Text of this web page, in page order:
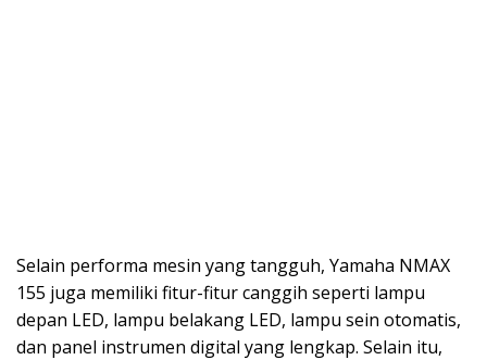
Selain performa mesin yang tangguh, Yamaha NMAX
155 juga memiliki fitur-fitur canggih seperti lampu
depan LED, lampu belakang LED, lampu sein otomatis,
dan panel instrumen digital yang lengkap. Selain itu,